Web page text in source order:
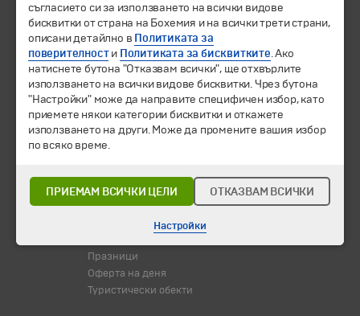
© 1994-2026 Бохемия ООД.Всички права запазени.
Екскурзии и почивки
Направления
Промоции
Горещи оферти
Потвърдени дати
Празници
Оферта на деня
Туристически обекти
съгласието си за използването на всички видове
бисквитки от страна на Бохемия и на всички трети страни,
описани детайлно в Политиката за
поверителности Политиката за бисквитките. Ако
натиснете бутона "Отказвам всички", ще отхвърлите
използването на всички видове бисквитки. Чрез бутона
"Настройки" може да направите специфичен избор, като
приемете някои категории бисквитки и откажете
използването на други. Може да промените вашия избор
по всяко време.
ПРИЕМАМ ВСИЧКИ ЦЕЛИ ОТКАЗВАМ ВСИЧКИ
Настройки